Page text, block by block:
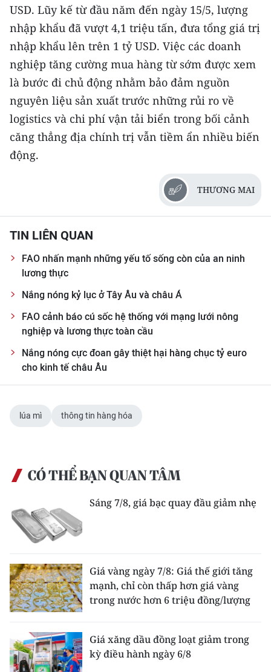
NHÂN DÂN CUỐI TUẦN
NHÂN DÂN HẰNG THÁNG
MUA BÁO
ĐỌC BÁO IN
ENGLISH
ESPAÑOL
USD. Lũy kế từ đầu năm đến ngày 15/5, lượng
nhập khẩu đã vượt 4,1 triệu tấn, đưa tổng giá trị
nhập khẩu lên trên 1 tỷ USD. Việc các doanh
nghiệp tăng cường mua hàng từ sớm được xem
là bước đi chủ động nhằm bảo đảm nguồn
nguyên liệu sản xuất trước những rủi ro về
logistics và chi phí vận tải biển trong bối cảnh
căng thẳng địa chính trị vẫn tiềm ẩn nhiều biến
động.
THƯƠNG MAI
TIN LIÊN QUAN
FAO nhấn mạnh những yếu tố sống còn của an ninh
lương thực
Nắng nóng kỷ lục ở Tây Âu và châu Á
FAO cảnh báo cú sốc hệ thống với mạng lưới nông
nghiệp và lương thực toàn cầu
Nắng nóng cực đoan gây thiệt hại hàng chục tỷ euro
cho kinh tế châu Âu
lúa mì thông tin hàng hóa
CÓ THỂ BẠN QUAN TÂM
Sáng 7/8, giá bạc quay đầu giảm nhẹ
Giá vàng ngày 7/8: Giá thế giới tăng
mạnh, chỉ còn thấp hơn giá vàng
trong nước hơn 6 triệu đồng/lượng
Giá xăng dầu đồng loạt giảm trong
kỳ điều hành ngày 6/8